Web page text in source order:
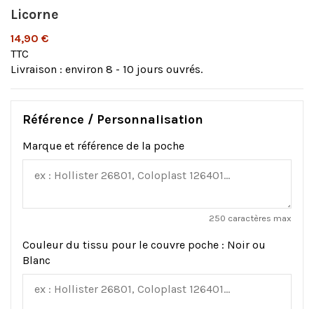
Licorne
14,90 €
TTC
Livraison : environ 8 - 10 jours ouvrés.
Référence / Personnalisation
Marque et référence de la poche
250 caractères max
Couleur du tissu pour le couvre poche : Noir ou
Blanc